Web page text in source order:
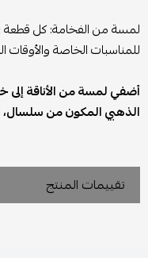
لمسة من الفخامة: كل قطعة
للمناسبات الخاصة والأوقات
أضفي لمسة من الأناقة
الذهبي المكون من سلسال،
تقييمات المنتج